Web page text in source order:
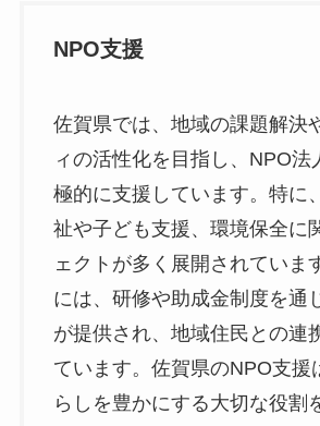
NPO支援
佐賀県では、地域の課題解決
ィの活性化を目指し、NPO法
極的に支援しています。特に
祉や子ども支援、環境保全に
ェクトが多く展開されていま
には、研修や助成金制度を通
が提供され、地域住民との連
ています。佐賀県のNPO支援
らしを豊かにする大切な役割